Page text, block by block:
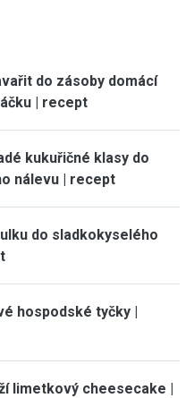
do zásoby domácí
| recept
kukuřičné klasy do
nálevu | recept
do sladkokyselého
hospodské tyčky |
limetkový cheesecake |